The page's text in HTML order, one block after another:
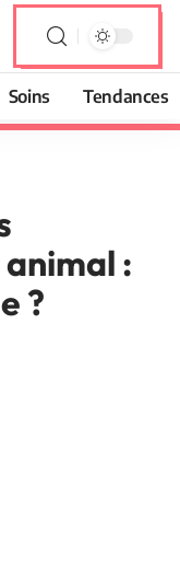
Soins Tendances
:
?